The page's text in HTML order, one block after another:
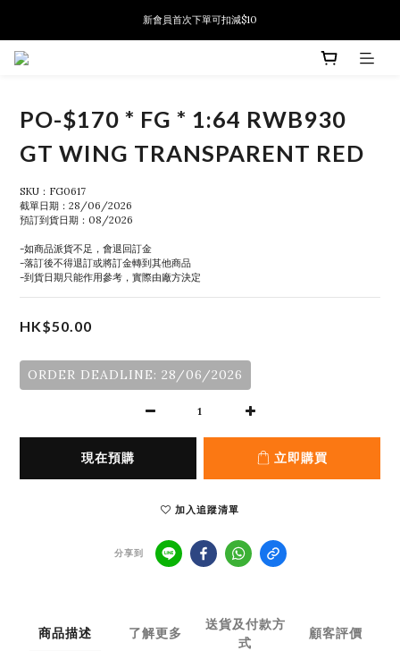
新會員首次下單可扣減$10
新會員首次下單可扣減$10
PO-$170 * FG * 1:64 RWB930
GT WING TRANSPARENT RED
SKU：FG0617
截單日期：28/06/2026
預訂到貨日期：08/2026
-如商品派貨不足，會退回訂金
-落訂後不得退訂或將訂金轉到其他商品
-到貨日期只能作用參考，實際由廠方決定
HK$50.00
ORDER DEADLINE: 28/06/2026
現在預購 立即購買
加入追蹤清單
分享到
商品描述 了解更多
送貨及付款方
式
顧客評價